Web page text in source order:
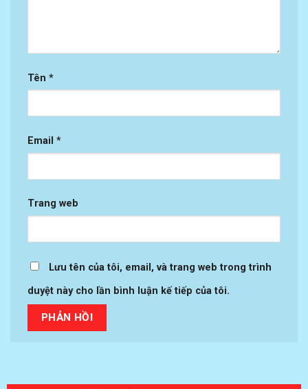
Tên *
Email *
Trang web
Lưu tên của tôi, email, và trang web trong trình
duyệt này cho lần bình luận kế tiếp của tôi.